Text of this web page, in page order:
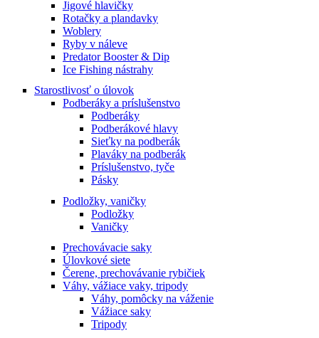
Jigové hlavičky
Rotačky a plandavky
Woblery
Ryby v náleve
Predator Booster & Dip
Ice Fishing nástrahy
Starostlivosť o úlovok
Podberáky a príslušenstvo
Podberáky
Podberákové hlavy
Sieťky na podberák
Plaváky na podberák
Príslušenstvo, tyče
Pásky
Podložky, vaničky
Podložky
Vaničky
Prechovávacie saky
Úlovkové siete
Čerene, prechovávanie rybičiek
Váhy, vážiace vaky, tripody
Váhy, pomôcky na váženie
Vážiace saky
Tripody